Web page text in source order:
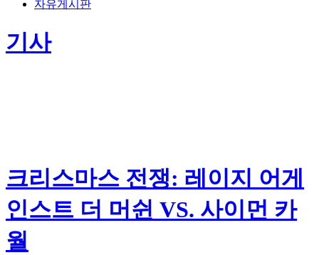
자유게시판
기사
크리스마스 전쟁: 레이지 어게
인스트 더 머쉰 VS. 사이먼 카
월